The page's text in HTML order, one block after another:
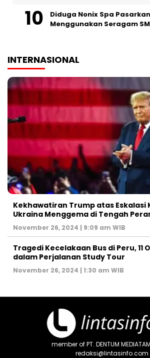
‎Diduga Nonix Spa
Menggunakan Seragam
INTERNASIONAL
Kekhawatiran Trump atas Eskalasi
Ukraina Menggema di Tengah
November 26, 2024 | 9:09 am WIB
Tragedi Kecelakaan Bus di Peru, 11
dalam Perjalanan Study Tour
November 26, 2024 | 1:30 am WIB
member of PT. DENTUM
redaksi@lintasinfo.com